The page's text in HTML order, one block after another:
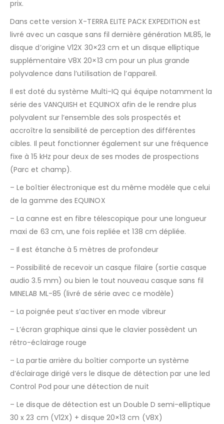
prix.
Dans cette version X-TERRA ELITE PACK EXPEDITION est
livré avec un casque sans fil dernière génération ML85, le
disque d’origine V12X 30×23 cm et un disque elliptique
supplémentaire V8X 20×13 cm pour un plus grande
polyvalence dans l’utilisation de l’appareil.
Il est doté du système Multi-IQ qui équipe notamment la
série des VANQUISH et EQUINOX afin de le rendre plus
polyvalent sur l’ensemble des sols prospectés et
accroître la sensibilité de perception des différentes
cibles. Il peut fonctionner également sur une fréquence
fixe à 15 kHz pour deux de ses modes de prospections
(Parc et champ).
– Le boîtier électronique est du même modèle que celui
de la gamme des EQUINOX
– La canne est en fibre télescopique pour une longueur
maxi de 63 cm, une fois repliée et 138 cm dépliée.
– Il est étanche à 5 mètres de profondeur
– Possibilité de recevoir un casque filaire (sortie casque
audio 3.5 mm) ou bien le tout nouveau casque sans fil
MINELAB ML-85 (livré de série avec ce modèle)
– La poignée peut s’activer en mode vibreur
– L’écran graphique ainsi que le clavier possèdent un
rétro-éclairage rouge
– La partie arrière du boîtier comporte un système
d’éclairage dirigé vers le disque de détection par une led
Control Pod pour une détection de nuit
– Le disque de détection est un Double D semi-elliptique
30 x 23 cm (V12X) + disque 20×13 cm (V8X)